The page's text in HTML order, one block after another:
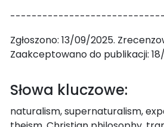
Zgłoszono: 13/09/2025.
Zaakceptowano do publikacji: 18/
Słowa kluczowe:
naturalism, supernaturalism,